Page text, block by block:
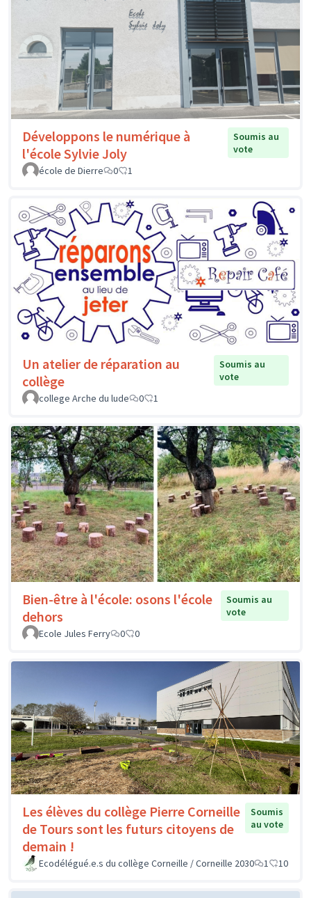
Développons le numérique à
l'école Sylvie Joly
Soumis au
vote
école de Dierre
0 1
Un atelier de réparation au
collège
Soumis au
vote
college Arche du lude
0 1
Bien-être à l'école: osons l'école
dehors
Soumis au
vote
Ecole Jules Ferry
0 0
Les élèves du collège Pierre Corneille
de Tours sont les futurs citoyens de
demain !
Soumis
au vote
Ecodélégué.e.s du collège Corneille / Corneille 2030 1 10